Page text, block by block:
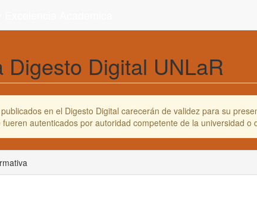
Digesto Digital UNLaR
en el Digesto Digital carecerán de validez para su
autenticados por autoridad competente de la universidad